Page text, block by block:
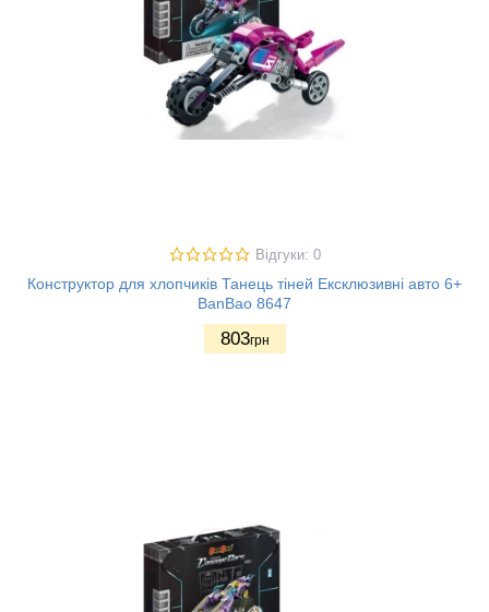
Відгуки: 0
Конструктор для хлопчиків Танець тіней Ексклюзивні авто 6+
BanBao 8647
803грн